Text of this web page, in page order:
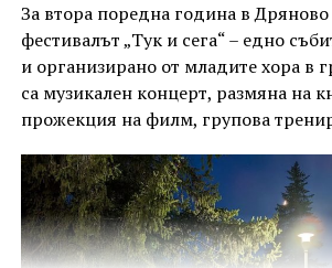
За втора поредна година в
фестивалът „Тук и сега“ – едно
и организирано от младите хора в
са музикален концерт, размяна на
прожекция на филм, групова